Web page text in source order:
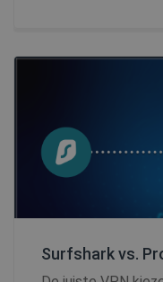
Surfshark vs.